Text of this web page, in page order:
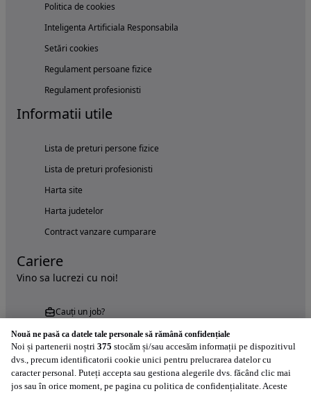
Politica de cookies
Inteligenta Artificiala Responsabila
Setări cookies
Regulament persoane fizice
Regulament profesionisti
Informatii utile
Lista de preturi persone fizice
Lista de preturi profesionisti
Harta site
Harta judetelor
Contract vanzare cumparare
Cariere
Vino sa lucrezi cu noi!
Cauți un job?
Nouă ne pasă ca datele tale personale să rămână confidențiale
Noi și partenerii noștri 375 stocăm și/sau accesăm informații pe dispozitivul
dvs., precum identificatorii cookie unici pentru prelucrarea datelor cu
caracter personal. Puteți accepta sau gestiona alegerile dvs. făcând clic mai
jos sau în orice moment, pe pagina cu politica de confidențialitate. Aceste